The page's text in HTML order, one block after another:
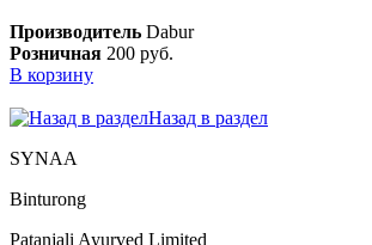
Производитель Dabur
Розничная 200 руб.
В корзину
Назад в раздел
SYNAA
Binturong
Patanjali Ayurved Limited